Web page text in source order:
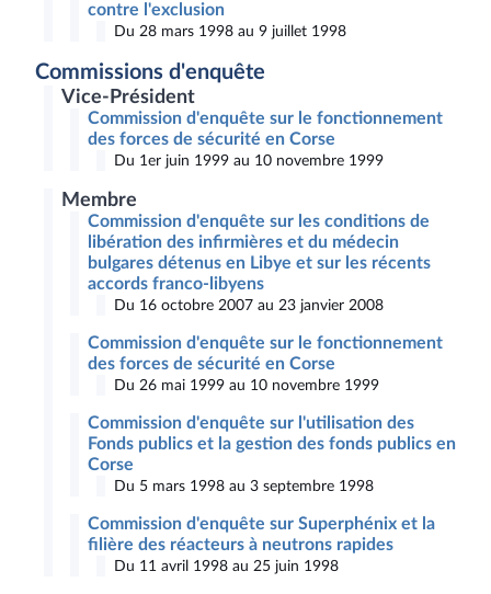
contre l'exclusion
Du 28 mars 1998 au 9 juillet 1998
Commissions d'enquête
Vice-Président
Commission d'enquête sur le fonctionnement
des forces de sécurité en Corse
Du 1er juin 1999 au 10 novembre 1999
Membre
Commission d'enquête sur les conditions de
libération des infirmières et du médecin
bulgares détenus en Libye et sur les récents
accords franco-libyens
Du 16 octobre 2007 au 23 janvier 2008
Commission d'enquête sur le fonctionnement
des forces de sécurité en Corse
Du 26 mai 1999 au 10 novembre 1999
Commission d'enquête sur l'utilisation des
Fonds publics et la gestion des fonds publics en
Corse
Du 5 mars 1998 au 3 septembre 1998
Commission d'enquête sur Superphénix et la
filière des réacteurs à neutrons rapides
Du 11 avril 1998 au 25 juin 1998